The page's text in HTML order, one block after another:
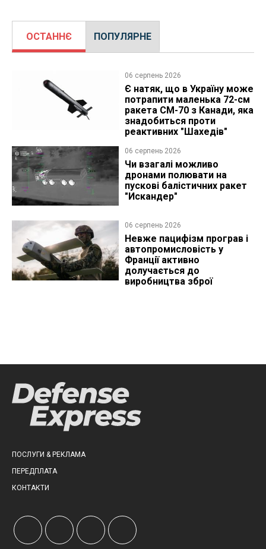
ОСТАННЄ ПОПУЛЯРНЕ
06 серпень 2026
Є натяк, що в Україну може
потрапити маленька 72-см
ракета CM-70 з Канади, яка
знадобиться проти
реактивних "Шахедів"
06 серпень 2026
Чи взагалі можливо
дронами полювати на
пускові балістичних ракет
"Искандер"
06 серпень 2026
Невже пацифізм програв і
автопромисловість у
Франції активно
долучається до
виробництва зброї
ПОСЛУГИ & РЕКЛАМА
ПЕРЕДПЛАТА
КОНТАКТИ